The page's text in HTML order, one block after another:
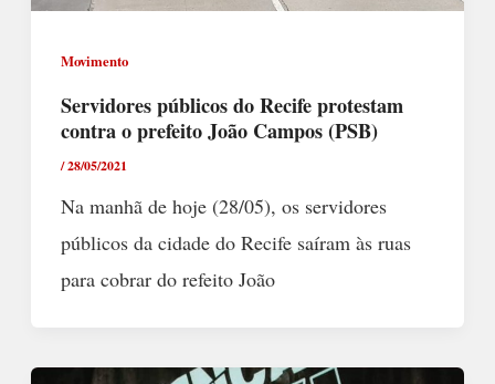
Movimento
Servidores públicos do Recife protestam
contra o prefeito João Campos (PSB)
/28/05/2021
Na manhã de hoje (28/05), os servidores
públicos da cidade do Recife saíram às ruas
para cobrar do refeito João